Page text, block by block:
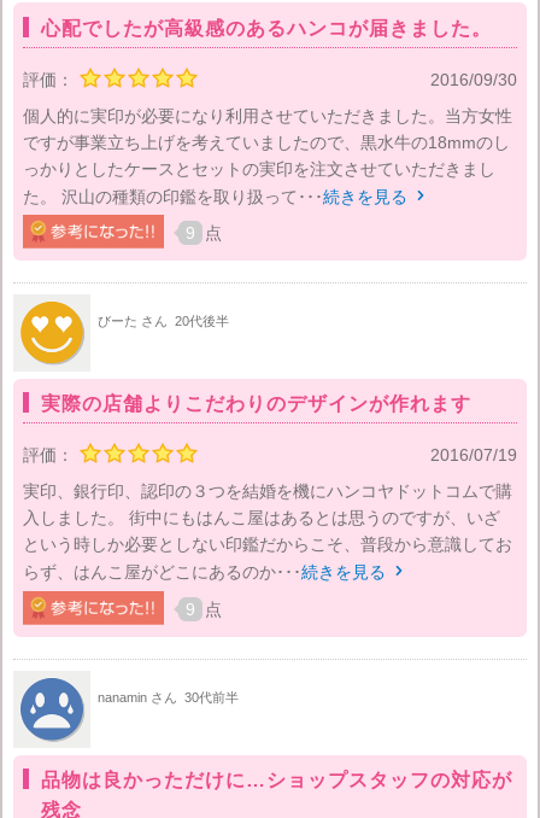
心配でしたが高級感のあるハンコが届きました。
評価：
2016/09/30
個人的に実印が必要になり利用させていただきました。当方女性
ですが事業立ち上げを考えていましたので、黒水牛の18mmのし
っかりとしたケースとセットの実印を注文させていただきまし
た。 沢山の種類の印鑑を取り扱って･･･続きを見る 
9 点
びーた さん 20代後半
実際の店舗よりこだわりのデザインが作れます
評価：
2016/07/19
実印、銀行印、認印の３つを結婚を機にハンコヤドットコムで購
入しました。 街中にもはんこ屋はあるとは思うのですが、いざ
という時しか必要としない印鑑だからこそ、普段から意識してお
らず、はんこ屋がどこにあるのか･･･続きを見る 
9 点
nanamin さん 30代前半
品物は良かっただけに…ショップスタッフの対応が
残念